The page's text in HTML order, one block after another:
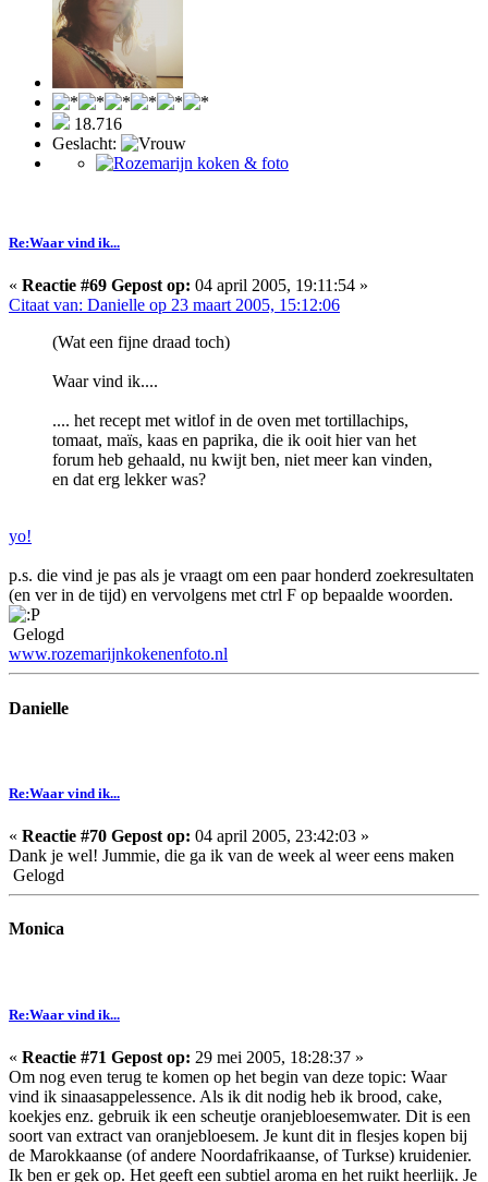
18.716
Geslacht:
Re:Waar vind ik...
« Reactie #69 Gepost op: 04 april 2005, 19:11:54 »
Citaat van: Danielle op 23 maart 2005, 15:12:06
(Wat een fijne draad toch)
Waar vind ik....
.... het recept met witlof in de oven met tortillachips,
tomaat, maïs, kaas en paprika, die ik ooit hier van het
forum heb gehaald, nu kwijt ben, niet meer kan vinden,
en dat erg lekker was?
yo!
p.s. die vind je pas als je vraagt om een paar honderd zoekresultaten
(en ver in de tijd) en vervolgens met ctrl F op bepaalde woorden.
Gelogd
www.rozemarijnkokenenfoto.nl
Danielle
Re:Waar vind ik...
« Reactie #70 Gepost op: 04 april 2005, 23:42:03 »
Dank je wel! Jummie, die ga ik van de week al weer eens maken
Gelogd
Monica
Re:Waar vind ik...
« Reactie #71 Gepost op: 29 mei 2005, 18:28:37 »
Om nog even terug te komen op het begin van deze topic: Waar
vind ik sinaasappelessence. Als ik dit nodig heb ik brood, cake,
koekjes enz. gebruik ik een scheutje oranjebloesemwater. Dit is een
soort van extract van oranjebloesem. Je kunt dit in flesjes kopen bij
de Marokkaanse (of andere Noordafrikaanse, of Turkse) kruidenier.
Ik ben er gek op. Het geeft een subtiel aroma en het ruikt heerlijk. Je